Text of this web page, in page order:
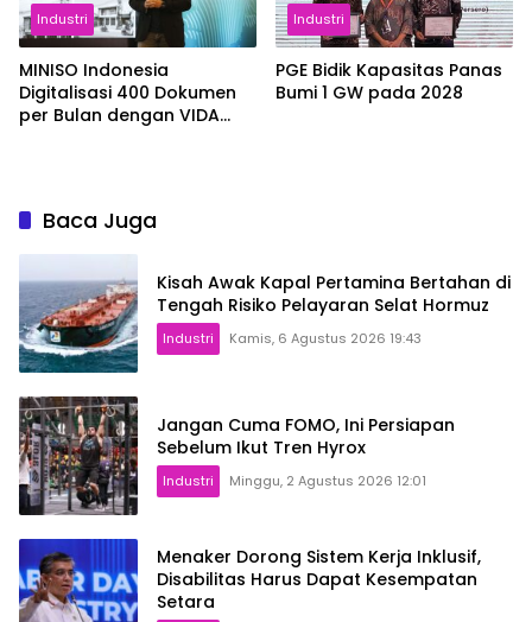
Industri
MINISO Indonesia
Digitalisasi 400 Dokumen
per Bulan dengan VIDA
Industri
PGE Bidik Kapasitas Panas
Bumi 1 GW pada 2028
Baca Juga
Kisah Awak Kapal Pertamina Bertahan di
Tengah Risiko Pelayaran Selat Hormuz
Industri Kamis, 6 Agustus 2026 19:43
Jangan Cuma FOMO, Ini Persiapan
Sebelum Ikut Tren Hyrox
Industri Minggu, 2 Agustus 2026 12:01
Menaker Dorong Sistem Kerja Inklusif,
Disabilitas Harus Dapat Kesempatan
Setara